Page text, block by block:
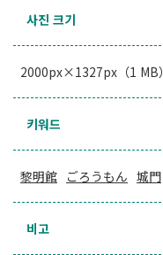
사진 크기
2000px×1327px（1 MB）
키워드
黎明館 ごろうもん 城門
비고